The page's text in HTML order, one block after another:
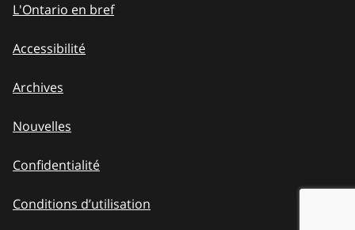
L'Ontario en bref
Accessibilité
Archives
Nouvelles
Confidentialité
Conditions d’utilisation